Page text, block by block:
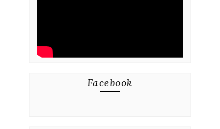
Facebook